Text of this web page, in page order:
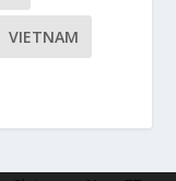
VIETNAM